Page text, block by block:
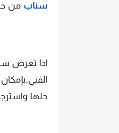
سناب من
اذا تعرض
حلها